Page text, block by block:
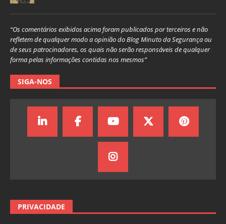
“Os comentários exibidos acima foram publicados por terceiros e não
refletem de qualquer modo a opinião do Blog Minuto da Segurança ou
de seus patrocinadores, os quais não serão responsáveis de qualquer
forma pelas informações contidas nos mesmos”
SIGA-NOS
PRIVACIDADE